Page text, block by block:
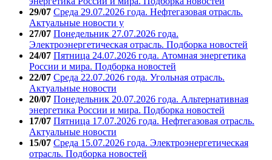
29/07 Среда 29.07.2026 года. Нефтегазовая отрасль.
Актуальные новости у
27/07 Понедельник 27.07.2026 года.
Электроэнергетическая отрасль. Подборка новостей
24/07 Пятница 24.07.2026 года. Атомная энергетика
России и мира. Подборка новостей
22/07 Среда 22.07.2026 года. Угольная отрасль.
Актуальные новости
20/07 Понедельник 20.07.2026 года. Альтернативная
энергетика России и мира. Подборка новостей
17/07 Пятница 17.07.2026 года. Нефтегазовая отрасль.
Актуальные новости
15/07 Среда 15.07.2026 года. Электроэнергетическая
отрасль. Подборка новостей